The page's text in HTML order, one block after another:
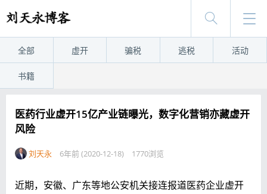
全部 虚开 骗税 逃税 活动
书籍
医药行业虚开15亿产业链曝光，数字化营销亦藏虚开
风险
刘天永 6年前 (2020-12-18) 1770浏览
近期，安徽、广东等地公安机关接连报道医药企业虚开